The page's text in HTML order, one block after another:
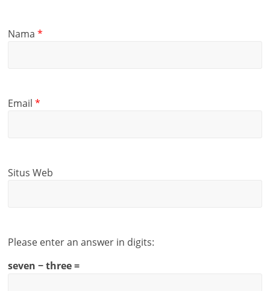
Nama*
Email*
Situs Web
Please enter an answer in digits:
seven − three =